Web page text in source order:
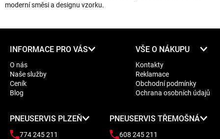
moderní směsi a designu vzorku.
INFORMACE PRO VÁS
O nás
Naše služby
Ceník
Blog
VŠE O NÁKUPU
Kontakty
Reklamace
Obchodní podmínky
Ochrana osobních údajů
PNEUSERVIS PLZEŇ
774 245 211
PNEUSERVIS TŘEMOŠNÁ
608 245 211